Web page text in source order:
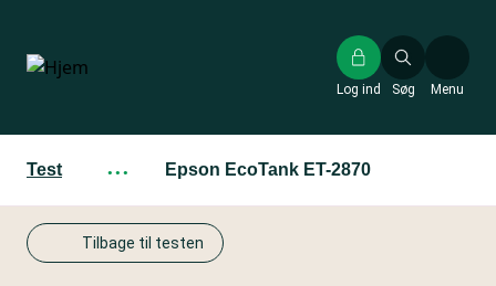
hovedindhold
Søg
Log ind Menu
Test ··· Epson EcoTank ET-2870
Tilbage til testen